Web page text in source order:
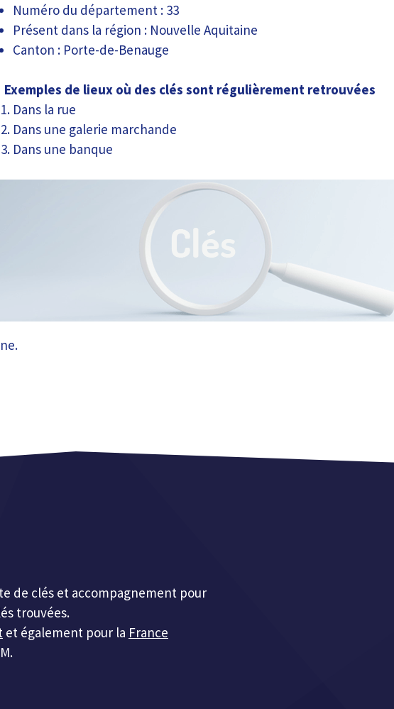
Numéro du département : 33
Présent dans la région : Nouvelle Aquitaine
Canton : Porte-de-Benauge
Exemples de lieux où des clés sont régulièrement retrouvées
Dans la rue
Dans une galerie marchande
Dans une banque
de clés et accompagnement pour
trouvées.
et également pour la France